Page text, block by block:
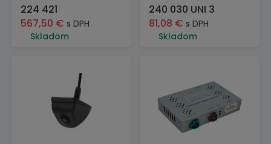
224 421
567,50 € s DPH
Skladom
240 030 UNI 3
81,08 € s DPH
Skladom